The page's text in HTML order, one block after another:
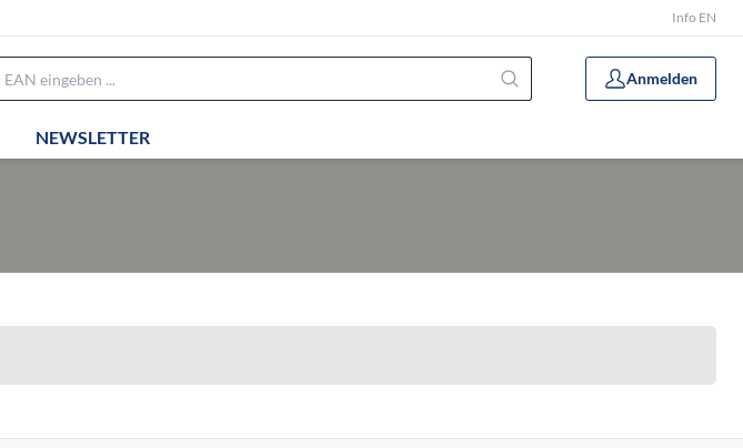
Info EN
Anmelden
NEWSLETTER